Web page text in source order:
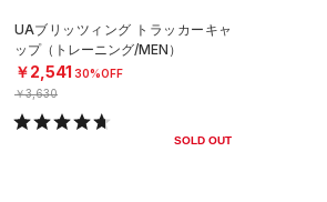
UAブリッツィング トラッカーキャ
ップ（トレーニング/MEN）
￥2,541 30%OFF
￥3,630
SOLD OUT